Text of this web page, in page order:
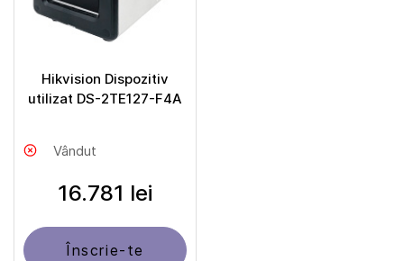
Hikvision Dispozitiv
utilizat DS-2TE127-F4A
Vândut
16.781 lei
Înscrie-te